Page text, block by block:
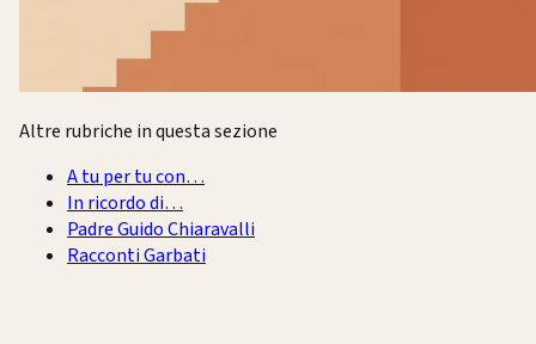
Altre rubriche in questa sezione
A tu per tu con…
In ricordo di…
Padre Guido Chiaravalli
Racconti Garbati